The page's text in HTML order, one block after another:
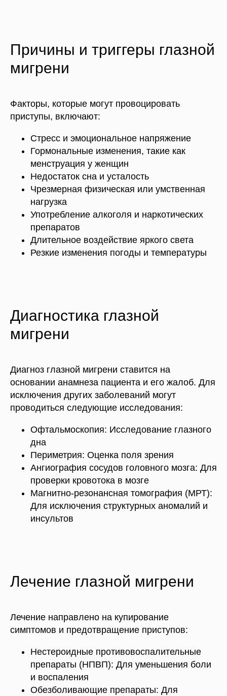
Причины и триггеры глазной
мигрени
Факторы, которые могут провоцировать
приступы, включают:
Стресс и эмоциональное напряжение
Гормональные изменения, такие как
менструация у женщин
Недостаток сна и усталость
Чрезмерная физическая или умственная
нагрузка
Употребление алкоголя и наркотических
препаратов
Длительное воздействие яркого света
Резкие изменения погоды и температуры
Диагностика глазной
мигрени
Диагноз глазной мигрени ставится на
основании анамнеза пациента и его жалоб. Для
исключения других заболеваний могут
проводиться следующие исследования:
Офтальмоскопия: Исследование глазного
дна
Периметрия: Оценка поля зрения
Ангиография сосудов головного мозга: Для
проверки кровотока в мозге
Магнитно-резонансная томография (МРТ):
Для исключения структурных аномалий и
инсультов
Лечение глазной мигрени
Лечение направлено на купирование
симптомов и предотвращение приступов:
Нестероидные противовоспалительные
препараты (НПВП): Для уменьшения боли
и воспаления
Обезболивающие препараты: Для